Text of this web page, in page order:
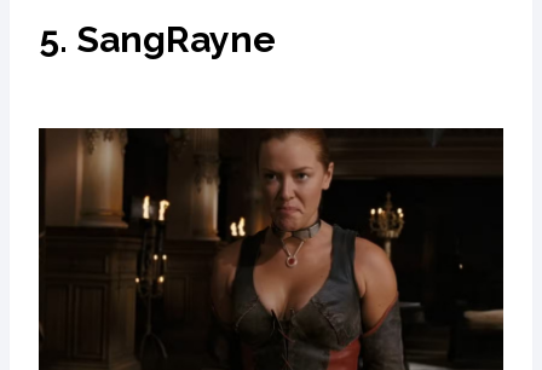
5. SangRayne